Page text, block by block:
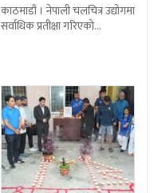
पुत्रको भावनात्मक…
काठमाडौं । नेपाली चलचित्र उद्योगमा
सर्वाधिक प्रतीक्षा गरिएको